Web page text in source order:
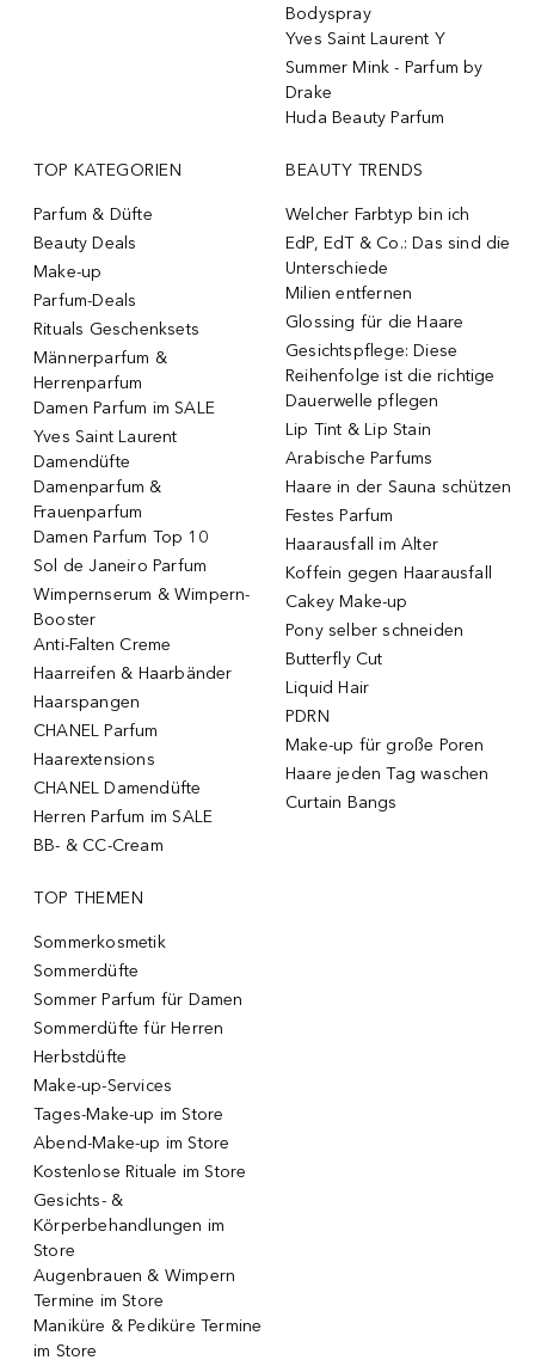
Bodyspray
Yves Saint Laurent Y
Summer Mink - Parfum by
Drake
Huda Beauty Parfum
TOP KATEGORIEN
Parfum & Düfte
Beauty Deals
Make-up
Parfum-Deals
Rituals Geschenksets
Männerparfum &
Herrenparfum
Damen Parfum im SALE
Yves Saint Laurent
Damendüfte
Damenparfum &
Frauenparfum
Damen Parfum Top 10
Sol de Janeiro Parfum
Wimpernserum & Wimpern-
Booster
Anti-Falten Creme
Haarreifen & Haarbänder
Haarspangen
CHANEL Parfum
Haarextensions
CHANEL Damendüfte
Herren Parfum im SALE
BB- & CC-Cream
BEAUTY TRENDS
Welcher Farbtyp bin ich
EdP, EdT & Co.: Das sind die
Unterschiede
Milien entfernen
Glossing für die Haare
Gesichtspflege: Diese
Reihenfolge ist die richtige
Dauerwelle pflegen
Lip Tint & Lip Stain
Arabische Parfums
Haare in der Sauna schützen
Festes Parfum
Haarausfall im Alter
Koffein gegen Haarausfall
Cakey Make-up
Pony selber schneiden
Butterfly Cut
Liquid Hair
PDRN
Make-up für große Poren
Haare jeden Tag waschen
Curtain Bangs
TOP THEMEN
Sommerkosmetik
Sommerdüfte
Sommer Parfum für Damen
Sommerdüfte für Herren
Herbstdüfte
Make-up-Services
Tages-Make-up im Store
Abend-Make-up im Store
Kostenlose Rituale im Store
Gesichts- &
Körperbehandlungen im
Store
Augenbrauen & Wimpern
Termine im Store
Maniküre & Pediküre Termine
im Store